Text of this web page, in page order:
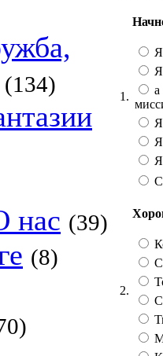
(134)
нас (39)
(8)
1.
а
2.